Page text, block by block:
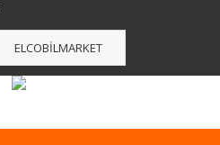
ELCOBILMARKET